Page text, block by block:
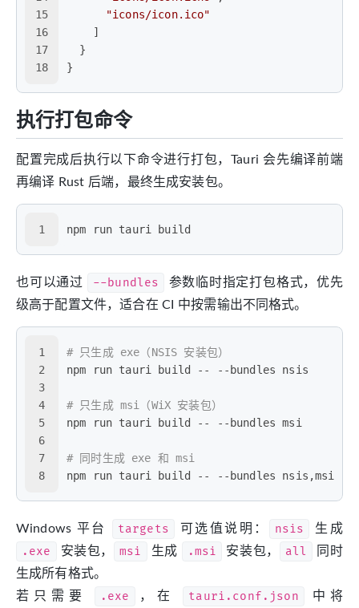
15
16
17
18
"icons/icon.ico"
]
}
}
执行打包命令
配置完成后执行以下命令进行打包，Tauri 会先编译前端
再编译 Rust 后端，最终生成安装包。
1 npm run tauri build
也可以通过 --bundles
参数临时指定打包格式，优先
级高于配置文件，适合在 CI 中按需输出不同格式。
1
2
3
4
5
6
7
8
# 只生成 exe（NSIS 安装包）
npm run tauri build -- --bundles nsis
# 只生成 msi（WiX 安装包）
npm run tauri build -- --bundles msi
# 同时生成 exe 和 msi
npm run tauri build -- --bundles nsis,msi
Windows 平台 targets 可选值说明： nsis 生成
.exe 安装包， msi 生成 .msi 安装包， all
同时
生成所有格式。
若只需要
.exe ，在 tauri.conf.json 中将